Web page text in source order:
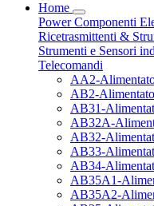
Home
PowerComponenti
Ricetrasmittenti &
Strumenti e Sensori
Telecomandi
AA2-
AB2-
AB31-
AB32A-
AB32-
AB33-
AB34-
AB35A1-
AB35A2-